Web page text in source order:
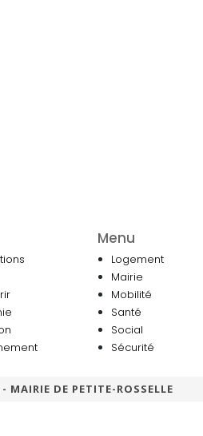
Menu
Logement
Mairie
Mobilité
Santé
Social
Sécurité
MAIRIE DE PETITE-ROSSELLE